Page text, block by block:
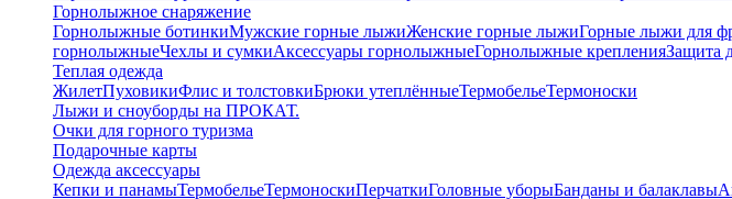
Горнолыжное снаряжение
Горнолыжные ботинкиМужские горные лыжиЖенские горные лыжиГорные лыжи для
горнолыжныеЧехлы и сумкиАксессуары горнолыжныеГорнолыжные крепленияЗащита
Теплая одежда
ЖилетПуховикиФлис и толстовкиБрюки утеплённыеТермобельеТермоноски
Лыжи и сноуборды на ПРОКАТ.
Очки для горного туризма
Подарочные карты
Одежда аксессуары
Кепки и панамыТермобельеТермоноскиПерчаткиГоловные уборыБанданы и балаклавы